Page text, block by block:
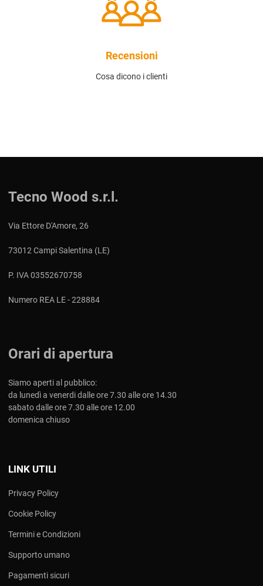
Recensioni
Cosa dicono i clienti
Tecno Wood s.r.l.
Via Ettore D'Amore, 26
73012 Campi Salentina (LE)
P. IVA 03552670758
Numero REA LE - 228884
Orari di apertura
Siamo aperti al pubblico:
da lunedì a venerdi dalle ore 7.30 alle ore 14.30
sabato dalle ore 7.30 alle ore 12.00
domenica chiuso
LINK UTILI
Privacy Policy
Cookie Policy
Termini e Condizioni
Supporto umano
Pagamenti sicuri